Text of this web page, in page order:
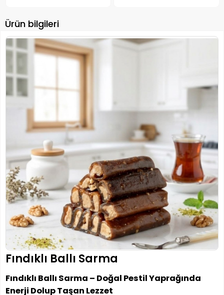
Ürün bilgileri
Fındıklı Ballı Sarma
Fındıklı Ballı Sarma – Doğal Pestil Yaprağında
Enerji Dolup Taşan Lezzet